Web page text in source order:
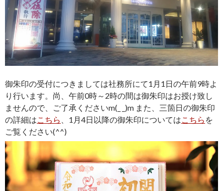
御朱印の受付につきましては社務所にて1月1日の午前9時よ
り行います。尚、午前0時～2時の間は御朱印はお授け致し
ませんので、ご了承くださいm(_ _)m また、三箇日の御朱印
の詳細は こちら 、1月4日以降の御朱印については こちら を
ご覧ください(^^)